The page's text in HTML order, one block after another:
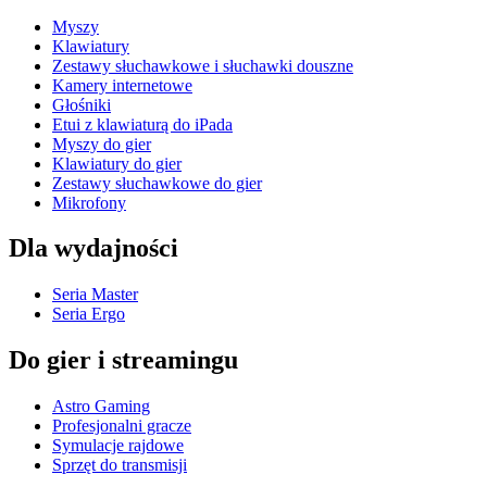
Myszy
Klawiatury
Zestawy słuchawkowe i słuchawki douszne
Kamery internetowe
Głośniki
Etui z klawiaturą do iPada
Myszy do gier
Klawiatury do gier
Zestawy słuchawkowe do gier
Mikrofony
Dla wydajności
Seria Master
Seria Ergo
Do gier i streamingu
Astro Gaming
Profesjonalni gracze
Symulacje rajdowe
Sprzęt do transmisji